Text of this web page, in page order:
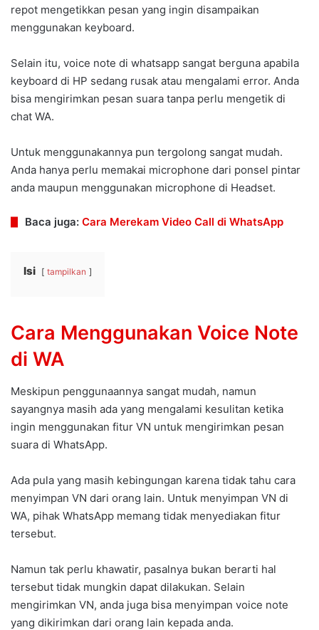
repot mengetikkan pesan yang ingin disampaikan
menggunakan keyboard.
Selain itu, voice note di whatsapp sangat berguna apabila
keyboard di HP sedang rusak atau mengalami error. Anda
bisa mengirimkan pesan suara tanpa perlu mengetik di
chat WA.
Untuk menggunakannya pun tergolong sangat mudah.
Anda hanya perlu memakai microphone dari ponsel pintar
anda maupun menggunakan microphone di Headset.
Baca juga: Cara Merekam Video Call di WhatsApp
Isi tampilkan
Cara Menggunakan Voice Note
di WA
Meskipun penggunaannya sangat mudah, namun
sayangnya masih ada yang mengalami kesulitan ketika
ingin menggunakan fitur VN untuk mengirimkan pesan
suara di WhatsApp.
Ada pula yang masih kebingungan karena tidak tahu cara
menyimpan VN dari orang lain. Untuk menyimpan VN di
WA, pihak WhatsApp memang tidak menyediakan fitur
tersebut.
Namun tak perlu khawatir, pasalnya bukan berarti hal
tersebut tidak mungkin dapat dilakukan. Selain
mengirimkan VN, anda juga bisa menyimpan voice note
yang dikirimkan dari orang lain kepada anda.